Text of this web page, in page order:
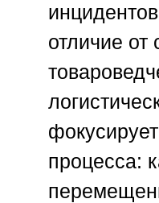
отличие от
процесса: